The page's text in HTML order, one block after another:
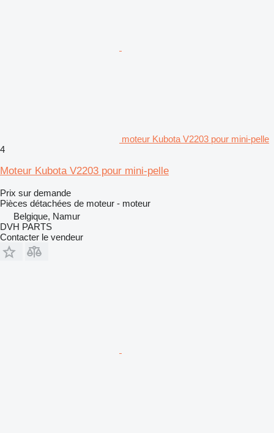
moteur Kubota V2203 pour mini-pelle
4
Moteur Kubota V2203 pour mini-pelle
Prix sur demande
Pièces détachées de moteur - moteur
Belgique, Namur
DVH PARTS
Contacter le vendeur